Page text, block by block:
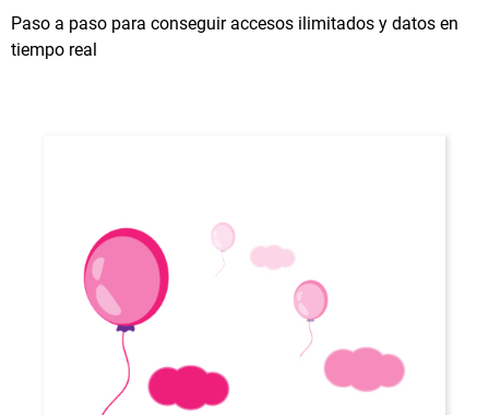
Paso a paso para conseguir accesos ilimitados y datos en
tiempo real